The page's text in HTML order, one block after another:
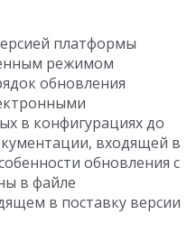
платформы
режимом
обновления
в конфигурациях до
входящей в
обновления с
в файле
в поставку версии